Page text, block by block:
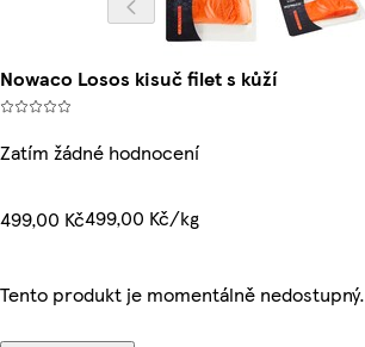
Nowaco Losos kisuč filet s kůží
Zatím žádné hodnocení
499,00 Kč499,00 Kč/kg
Tento produkt je momentálně nedostupný.